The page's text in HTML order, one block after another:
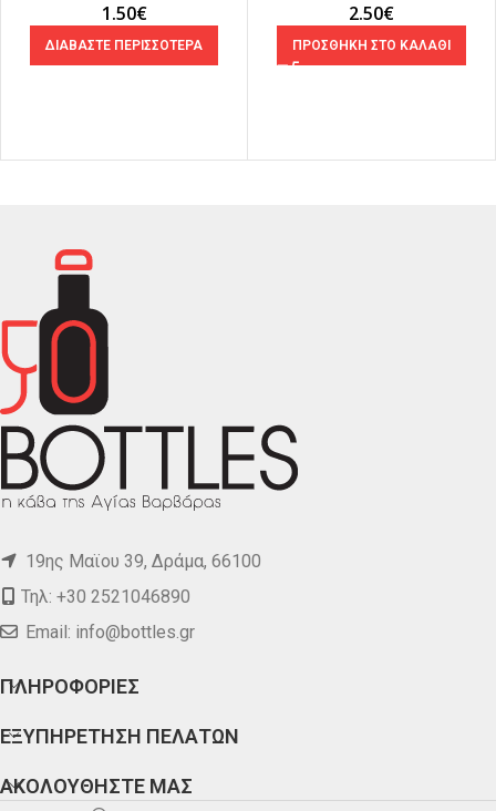
1.50€
ΔΙΑΒΑΣΤΕ ΠΕΡΙΣΣΟΤΕΡΑ
2.50€
ΠΡΟΣΘΗΚΗ ΣΤΟ ΚΑΛΑΘΙ
19ης Μαϊου 39, Δράμα, 66100
Τηλ: +30 2521046890
Email: info@bottles.gr
ΠΛΗΡΟΦΟΡΙΕΣ
ΕΞΥΠΗΡΕΤΗΣΗ ΠΕΛΑΤΩΝ
ΑΚΟΛΟΥΘΗΣΤΕ ΜΑΣ